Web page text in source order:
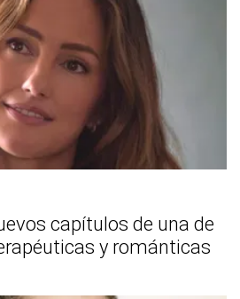
capítulos de una de
y románticas